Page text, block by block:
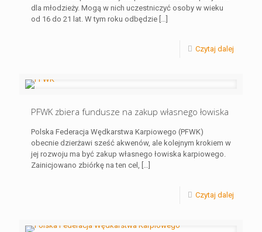
dla młodzieży. Mogą w nich uczestniczyć osoby w wieku
od 16 do 21 lat. W tym roku odbędzie […]
Czytaj dalej
PFWK zbiera fundusze na zakup własnego łowiska
Polska Federacja Wędkarstwa Karpiowego (PFWK)
obecnie dzierżawi sześć akwenów, ale kolejnym krokiem w
jej rozwoju ma być zakup własnego łowiska karpiowego.
Zainicjowano zbiórkę na ten cel, […]
Czytaj dalej